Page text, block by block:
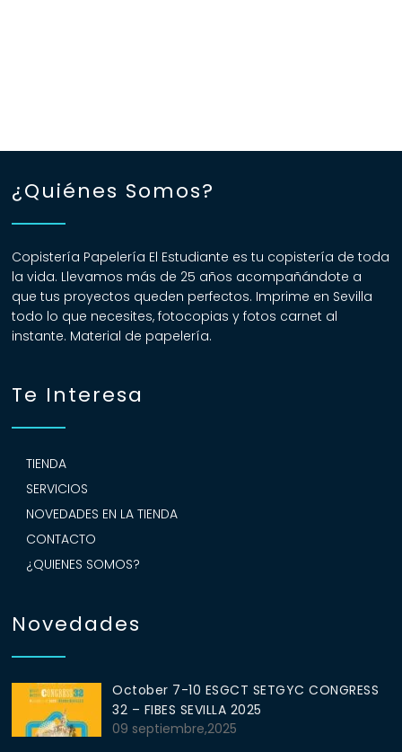
¿Quiénes Somos?
Copistería Papelería El Estudiante es tu copistería de toda
la vida. Llevamos más de 25 años acompañándote a
que tus proyectos queden perfectos. Imprime en Sevilla
todo lo que necesites, fotocopias y fotos carnet al
instante. Material de papelería.
Te Interesa
TIENDA
SERVICIOS
NOVEDADES EN LA TIENDA
CONTACTO
¿QUIENES SOMOS?
Novedades
October 7-10 ESGCT SETGYC CONGRESS
32 – FIBES SEVILLA 2025
09 septiembre,2025